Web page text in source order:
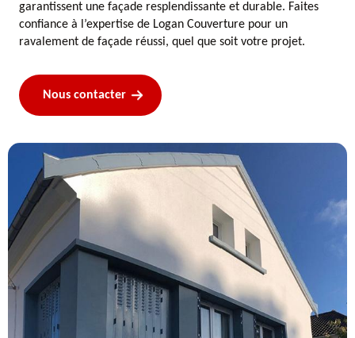
garantissent une façade resplendissante et durable. Faites
confiance à l’expertise de Logan Couverture pour un
ravalement de façade réussi, quel que soit votre projet.
Nous contacter